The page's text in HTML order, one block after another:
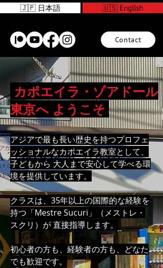
🇯🇵 日本語 🇺🇸 English
Contact
カポエイラ・ゾアドール
東京へ ようこそ
アジアで最も長い歴史を持つプロフェ
ッショナルなカポエイラ教室として、
子どもから 大人まで安心して学べる環
境を提供しています。
クラスは、35年以上の国際的な経験を
持つ「Mestre Sucuri」（メストレ・
スクリ）が 直接指導します。
初心者の方も、経験者の方も、どなた
でも歓迎です。